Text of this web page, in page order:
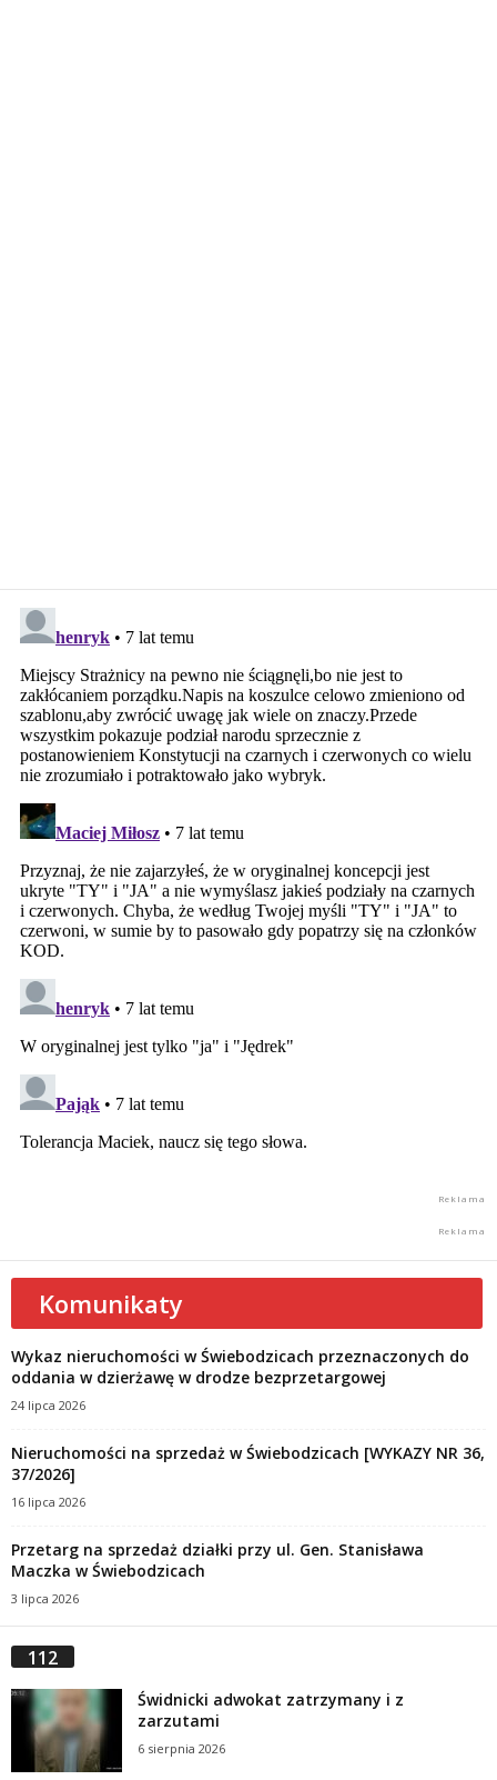
Komunikaty
Wykaz nieruchomości w Świebodzicach przeznaczonych do
oddania w dzierżawę w drodze bezprzetargowej
24 lipca 2026
Nieruchomości na sprzedaż w Świebodzicach [WYKAZY NR 36,
37/2026]
16 lipca 2026
Przetarg na sprzedaż działki przy ul. Gen. Stanisława
Maczka w Świebodzicach
3 lipca 2026
112
Świdnicki adwokat zatrzymany i z
zarzutami
6 sierpnia 2026